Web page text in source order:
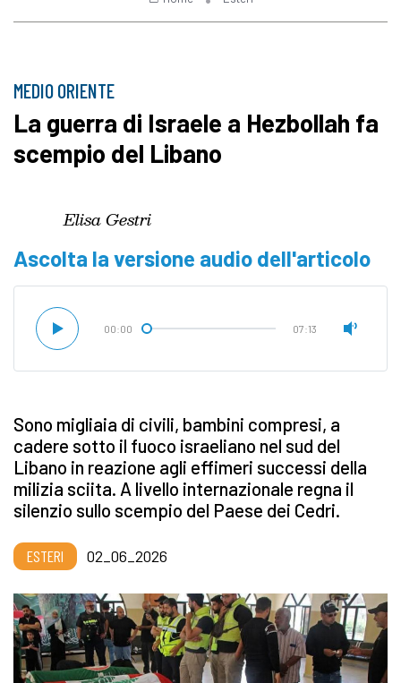
MEDIO ORIENTE
La guerra di Israele a Hezbollah fa
scempio del Libano
Elisa Gestri
Ascolta la versione audio dell'articolo
00:00 07:13
Sono migliaia di civili, bambini compresi, a
cadere sotto il fuoco israeliano nel sud del
Libano in reazione agli effimeri successi della
milizia sciita. A livello internazionale regna il
silenzio sullo scempio del Paese dei Cedri.
ESTERI 02_06_2026